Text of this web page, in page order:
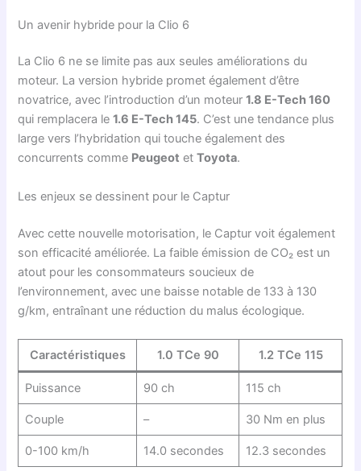
Un avenir hybride pour la Clio 6
La Clio 6 ne se limite pas aux seules améliorations du
moteur. La version hybride promet également d’être
novatrice, avec l’introduction d’un moteur1.8 E-Tech 160
qui remplacera le1.6 E-Tech 145. C’est une tendance plus
large vers l’hybridation qui touche également des
concurrents comme Peugeot etToyota.
Les enjeux se dessinent pour le Captur
Avec cette nouvelle motorisation, le Captur voit également
son efficacité améliorée. La faible émission de CO₂ est un
atout pour les consommateurs soucieux de
l’environnement, avec une baisse notable de 133 à 130
g/km, entraînant une réduction du malus écologique.
Caractéristiques 1.0 TCe 90 1.2 TCe 115
Puissance 90 ch 115 ch
Couple – 30 Nm en plus
0-100 km/h 14.0 secondes 12.3 secondes